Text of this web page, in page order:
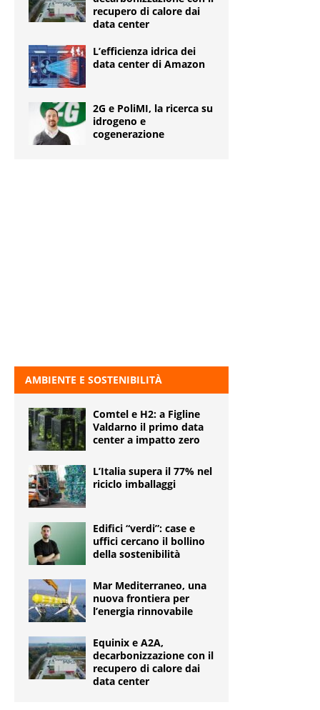
recupero di calore dai
data center
L’efficienza idrica dei
data center di Amazon
2G e PoliMI, la ricerca su
idrogeno e
cogenerazione
AMBIENTE E SOSTENIBILITÀ
Comtel e H2: a Figline
Valdarno il primo data
center a impatto zero
L’Italia supera il 77% nel
riciclo imballaggi
Edifici “verdi”: case e
uffici cercano il bollino
della sostenibilità
Mar Mediterraneo, una
nuova frontiera per
l’energia rinnovabile
Equinix e A2A,
decarbonizzazione con il
recupero di calore dai
data center